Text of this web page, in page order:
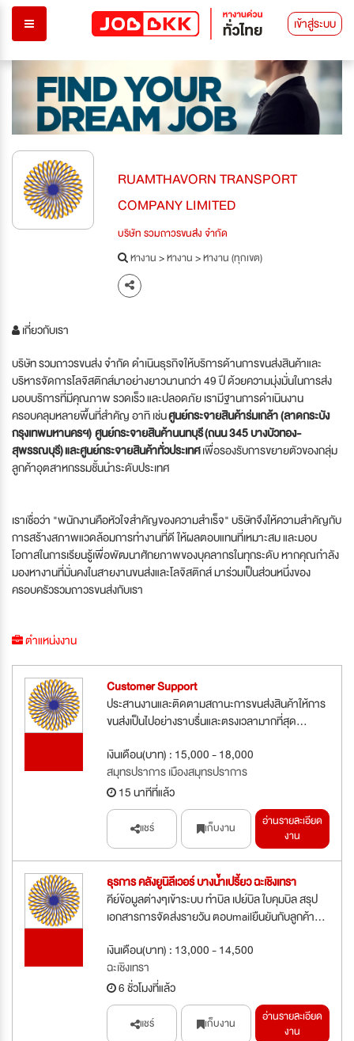
เข้าสู่ระบบ
RUAMTHAVORN TRANSPORT
COMPANY LIMITED
บริษัท รวมถาวรขนส่ง จำกัด
หางาน>หางาน>หางาน (ทุกเขต)
เกี่ยวกับเรา
บริษัท รวมถาวรขนส่ง จำกัด ดำเนินธุรกิจให้บริการด้านการขนส่งสินค้าและ
บริหารจัดการโลจิสติกส์มาอย่างยาวนานกว่า 49 ปี ด้วยความมุ่งมั่นในการส่ง
มอบบริการที่มีคุณภาพ รวดเร็ว และปลอดภัย เรามีฐานการดำเนินงาน
ครอบคลุมหลายพื้นที่สำคัญ อาทิ เช่นศูนย์กระจายสินค้าร่มเกล้า (ลาดกระบัง
กรุงเทพมหานครฯ)ศูนย์กระจายสินค้านนทบุรี (ถนน 345 บางบัวทอง-
สุพรรณบุรี)และศูนย์กระจายสินค้าทั่วประเทศเพื่อรองรับการขยายตัวของกลุ่ม
ลูกค้าอุตสาหกรรมชั้นนำระดับประเทศ
เราเชื่อว่า "พนักงานคือหัวใจสำคัญของความสำเร็จ" บริษัทจึงให้ความสำคัญกับ
การสร้างสภาพแวดล้อมการทำงานที่ดี ให้ผลตอบแทนที่เหมาะสม และมอบ
โอกาสในการเรียนรู้เพื่อพัฒนาศักยภาพของบุคลากรในทุกระดับ หากคุณกำลัง
มองหางานที่มั่นคงในสายงานขนส่งและโลจิสติกส์ มาร่วมเป็นส่วนหนึ่งของ
ครอบครัวรวมถาวรขนส่งกับเรา
ตำแหน่งงาน
Customer Support
ประสานงานและติดตามสถานะการขนส่งสินค้าให้การ
ขนส่งเป็นไปอย่างราบรื่นและตรงเวลามากที่สุด...
เงินเดือน(บาท) : 15,000 - 18,000
สมุทรปราการ เมืองสมุทรปราการ
15 นาทีที่แล้ว
แชร์ เก็บงาน
อ่านรายละเอียด
งาน
ธุรการ คลังยูนิลีเวอร์ บางน้ำเปรี้ยว ฉะเชิงเทรา
คีย์ข้อมูลต่างๆเข้าระบบ ทำบิล เปย์บิล ใบคุมบิล สรุป
เอกสารการจัดส่งรายวัน ตอบmailยืนยันกับลูกค้า...
เงินเดือน(บาท) : 13,000 - 14,500
ฉะเชิงเทรา
6 ชั่วโมงที่แล้ว
แชร์ เก็บงาน
อ่านรายละเอียด
งาน